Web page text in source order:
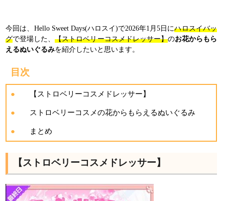
今回は、Hello Sweet Days(ハロスイ)で2026年1月5日にハロスイバッ
グで登場した、【ストロベリーコスメドレッサー】のお花からもら
えるぬいぐるみを紹介したいと思います。
目次
【ストロベリーコスメドレッサー】
ストロベリーコスメの花からもらえるぬいぐるみ
まとめ
【ストロベリーコスメドレッサー】